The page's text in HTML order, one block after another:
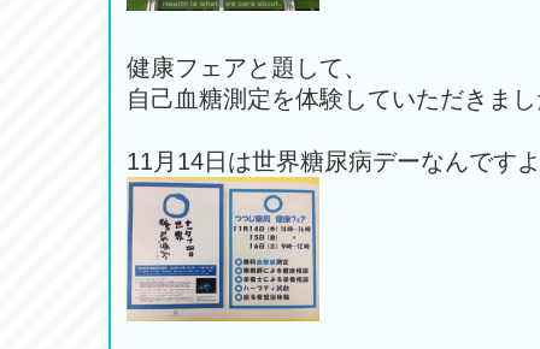
健康フェアと題して、
自己血糖測定を体験していただきま
11月14日は世界糖尿病デーなんです